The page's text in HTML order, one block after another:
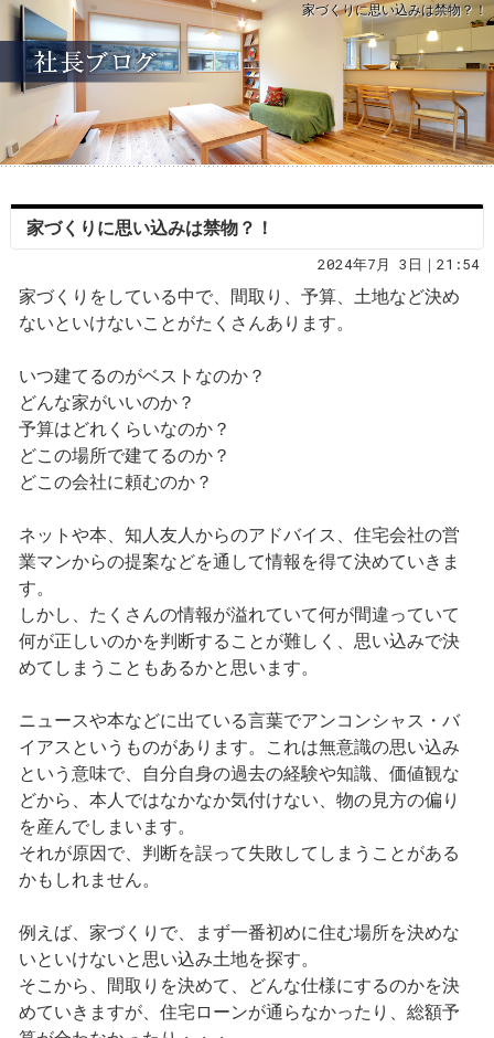
家づくりに思い込みは禁物？！
家づくりに思い込みは禁物？！
2024年7月 3日｜21:54
家づくりをしている中で、間取り、予算、土地など決め
ないといけないことがたくさんあります。
いつ建てるのがベストなのか？
どんな家がいいのか？
予算はどれくらいなのか？
どこの場所で建てるのか？
どこの会社に頼むのか？
ネットや本、知人友人からのアドバイス、住宅会社の営
業マンからの提案などを通して情報を得て決めていきま
す。
しかし、たくさんの情報が溢れていて何が間違っていて
何が正しいのかを判断することが難しく、思い込みで決
めてしまうこともあるかと思います。
ニュースや本などに出ている言葉でアンコンシャス・バ
イアスというものがあります。これは無意識の思い込み
という意味で、自分自身の過去の経験や知識、価値観な
どから、本人ではなかなか気付けない、物の見方の偏り
を産んでしまいます。
それが原因で、判断を誤って失敗してしまうことがある
かもしれません。
例えば、家づくりで、まず一番初めに住む場所を決めな
いといけないと思い込み土地を探す。
そこから、間取りを決めて、どんな仕様にするのかを決
めていきますが、住宅ローンが通らなかったり、総額予